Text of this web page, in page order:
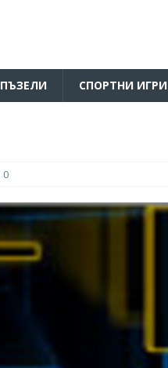
ПЪЗЕЛИ СПОРТНИ ИГРИ
0